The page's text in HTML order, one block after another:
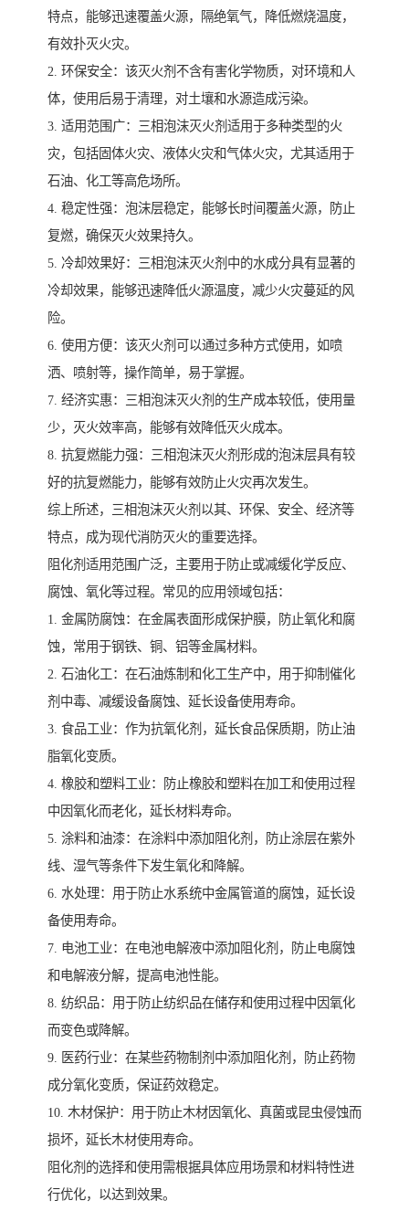
特点，能够迅速覆盖火源，隔绝氧气，降低燃烧温度，
有效扑灭火灾。
2. 环保安全：该灭火剂不含有害化学物质，对环境和人
体，使用后易于清理，对土壤和水源造成污染。
3. 适用范围广：三相泡沫灭火剂适用于多种类型的火
灾，包括固体火灾、液体火灾和气体火灾，尤其适用于
石油、化工等高危场所。
4. 稳定性强：泡沫层稳定，能够长时间覆盖火源，防止
复燃，确保灭火效果持久。
5. 冷却效果好：三相泡沫灭火剂中的水成分具有显著的
冷却效果，能够迅速降低火源温度，减少火灾蔓延的风
险。
6. 使用方便：该灭火剂可以通过多种方式使用，如喷
洒、喷射等，操作简单，易于掌握。
7. 经济实惠：三相泡沫灭火剂的生产成本较低，使用量
少，灭火效率高，能够有效降低灭火成本。
8. 抗复燃能力强：三相泡沫灭火剂形成的泡沫层具有较
好的抗复燃能力，能够有效防止火灾再次发生。
综上所述，三相泡沫灭火剂以其、环保、安全、经济等
特点，成为现代消防灭火的重要选择。
阻化剂适用范围广泛，主要用于防止或减缓化学反应、
腐蚀、氧化等过程。常见的应用领域包括：
1. 金属防腐蚀：在金属表面形成保护膜，防止氧化和腐
蚀，常用于钢铁、铜、铝等金属材料。
2. 石油化工：在石油炼制和化工生产中，用于抑制催化
剂中毒、减缓设备腐蚀、延长设备使用寿命。
3. 食品工业：作为抗氧化剂，延长食品保质期，防止油
脂氧化变质。
4. 橡胶和塑料工业：防止橡胶和塑料在加工和使用过程
中因氧化而老化，延长材料寿命。
5. 涂料和油漆：在涂料中添加阻化剂，防止涂层在紫外
线、湿气等条件下发生氧化和降解。
6. 水处理：用于防止水系统中金属管道的腐蚀，延长设
备使用寿命。
7. 电池工业：在电池电解液中添加阻化剂，防止电腐蚀
和电解液分解，提高电池性能。
8. 纺织品：用于防止纺织品在储存和使用过程中因氧化
而变色或降解。
9. 医药行业：在某些药物制剂中添加阻化剂，防止药物
成分氧化变质，保证药效稳定。
10. 木材保护：用于防止木材因氧化、真菌或昆虫侵蚀而
损坏，延长木材使用寿命。
阻化剂的选择和使用需根据具体应用场景和材料特性进
行优化，以达到效果。